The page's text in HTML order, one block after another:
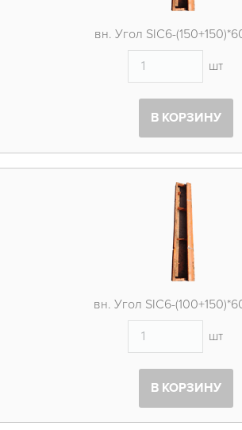
вн. Угол SIC6-
шт
В КОРЗИНУ
вн. Угол SIC6-
шт
В КОРЗИНУ